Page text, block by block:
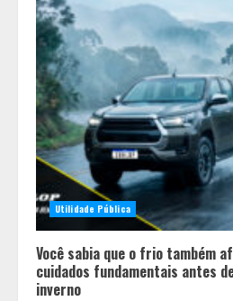
Utilidade Pública
Você sabia que o frio também
cuidados fundamentais antes
inverno